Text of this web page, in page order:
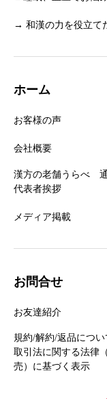
→ 和漢の力を役立て
ホーム
お客様の声
会社概要
漢方の老舗うらべ
代表者挨拶
メディア掲載
お問合せ
お友達紹介
規約/解約/返品につ
取引法に関する法律
売）に基づく表示